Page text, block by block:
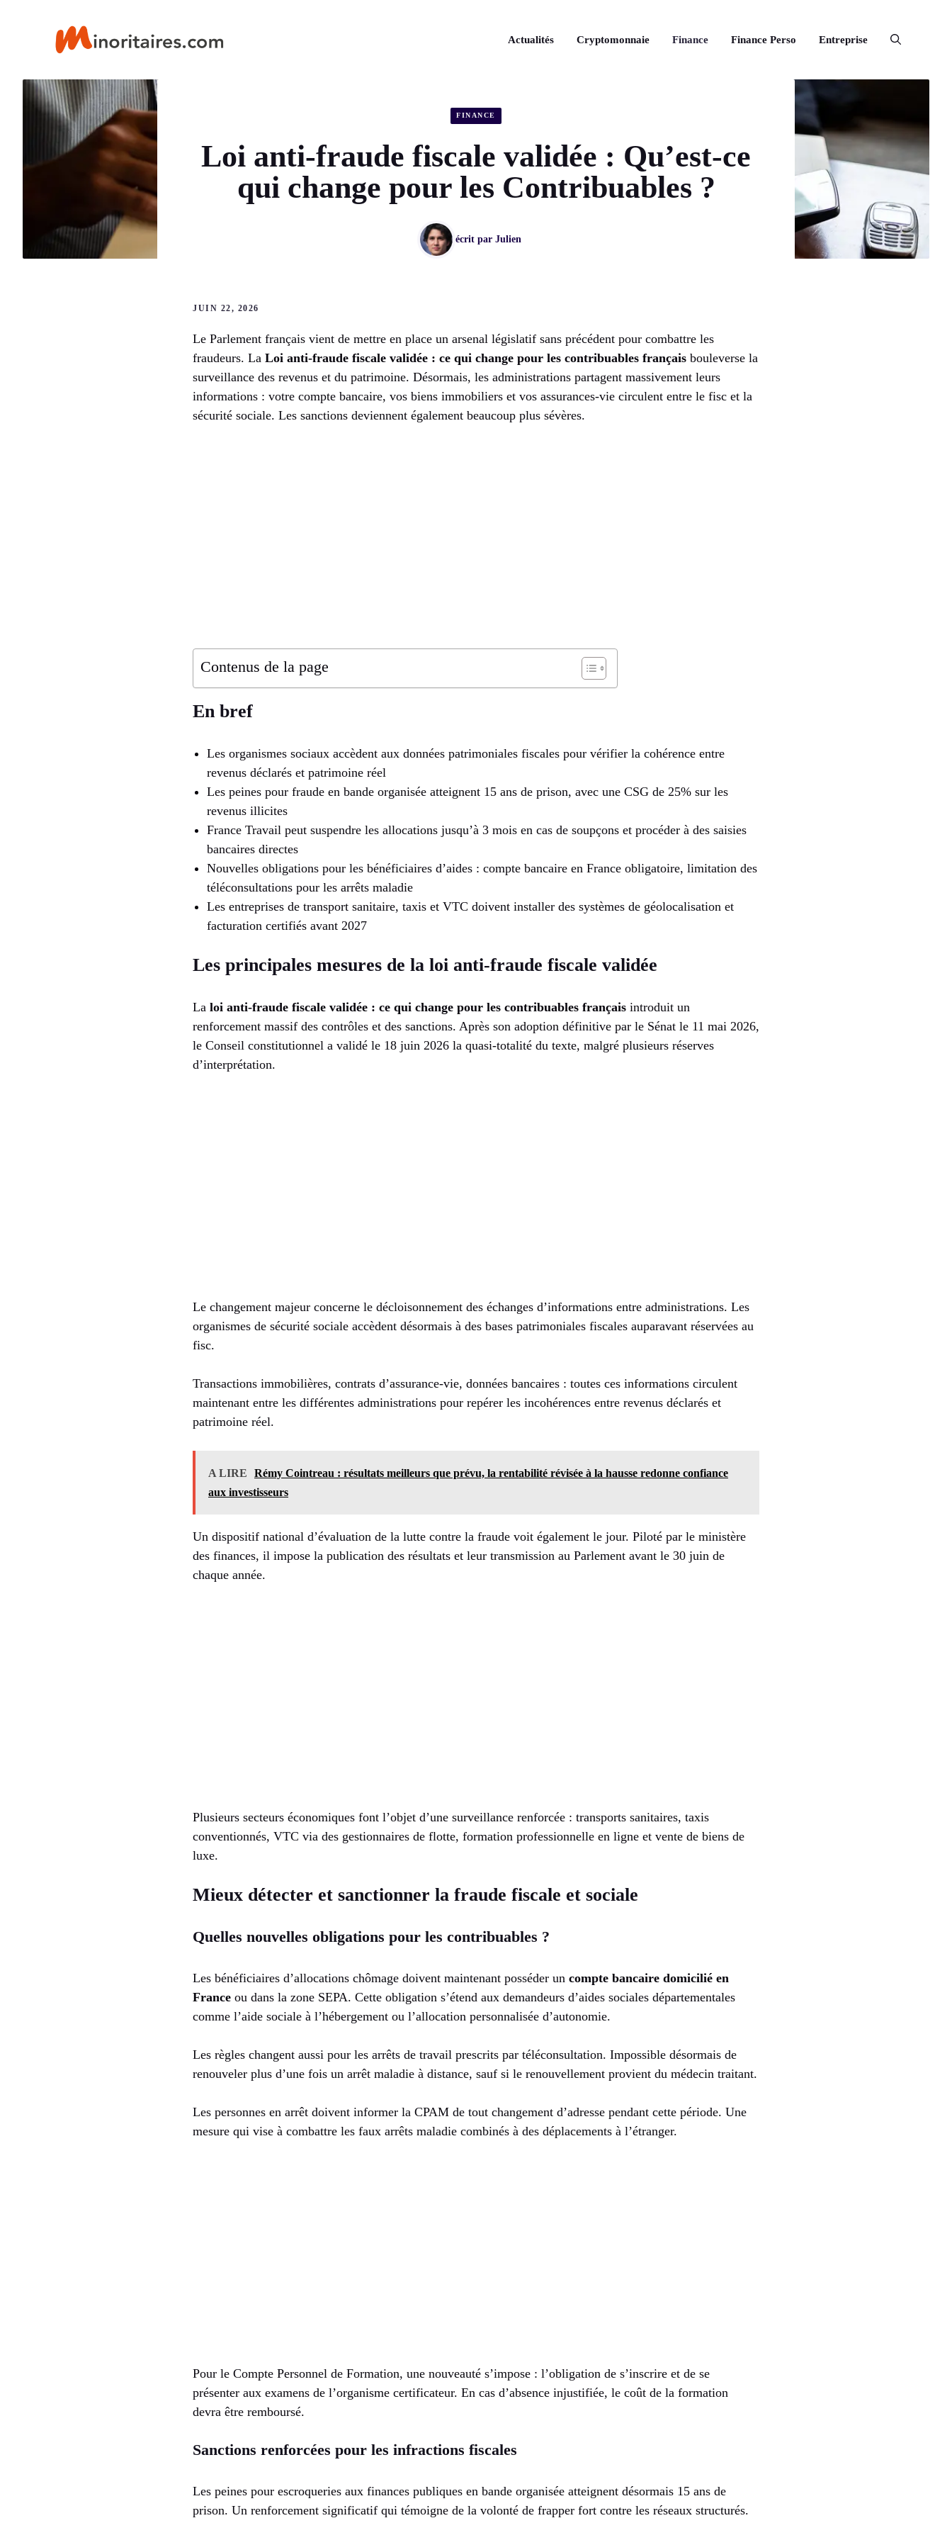
Actualités Cryptomonnaie Finance Finance Perso Entreprise
FINANCE
Loi anti-fraude fiscale validée : Qu’est-ce
qui change pour les Contribuables ?
écrit par Julien
JUIN 22, 2026
Le Parlement français vient de mettre en place un arsenal législatif sans précédent pour combattre les
fraudeurs. La Loi anti-fraude fiscale validée : ce qui change pour les contribuables français bouleverse la
surveillance des revenus et du patrimoine. Désormais, les administrations partagent massivement leurs
informations : votre compte bancaire, vos biens immobiliers et vos assurances-vie circulent entre le fisc et la
sécurité sociale. Les sanctions deviennent également beaucoup plus sévères.
Contenus de la page
En bref
Les organismes sociaux accèdent aux données patrimoniales fiscales pour vérifier la cohérence entre
revenus déclarés et patrimoine réel
Les peines pour fraude en bande organisée atteignent 15 ans de prison, avec une CSG de 25% sur les
revenus illicites
France Travail peut suspendre les allocations jusqu’à 3 mois en cas de soupçons et procéder à des saisies
bancaires directes
Nouvelles obligations pour les bénéficiaires d’aides : compte bancaire en France obligatoire, limitation des
téléconsultations pour les arrêts maladie
Les entreprises de transport sanitaire, taxis et VTC doivent installer des systèmes de géolocalisation et
facturation certifiés avant 2027
Les principales mesures de la loi anti-fraude fiscale validée
La loi anti-fraude fiscale validée : ce qui change pour les contribuables français introduit un
renforcement massif des contrôles et des sanctions. Après son adoption définitive par le Sénat le 11 mai 2026,
le Conseil constitutionnel a validé le 18 juin 2026 la quasi-totalité du texte, malgré plusieurs réserves
d’interprétation.
Le changement majeur concerne le décloisonnement des échanges d’informations entre administrations. Les
organismes de sécurité sociale accèdent désormais à des bases patrimoniales fiscales auparavant réservées au
fisc.
Transactions immobilières, contrats d’assurance-vie, données bancaires : toutes ces informations circulent
maintenant entre les différentes administrations pour repérer les incohérences entre revenus déclarés et
patrimoine réel.
A LIRE
Rémy Cointreau : résultats meilleurs que prévu, la rentabilité révisée à la hausse redonne confiance
aux investisseurs
Un dispositif national d’évaluation de la lutte contre la fraude voit également le jour. Piloté par le ministère
des finances, il impose la publication des résultats et leur transmission au Parlement avant le 30 juin de
chaque année.
Plusieurs secteurs économiques font l’objet d’une surveillance renforcée : transports sanitaires, taxis
conventionnés, VTC via des gestionnaires de flotte, formation professionnelle en ligne et vente de biens de
luxe.
Mieux détecter et sanctionner la fraude fiscale et sociale
Quelles nouvelles obligations pour les contribuables ?
Les bénéficiaires d’allocations chômage doivent maintenant posséder un compte bancaire domicilié en
France ou dans la zone SEPA. Cette obligation s’étend aux demandeurs d’aides sociales départementales
comme l’aide sociale à l’hébergement ou l’allocation personnalisée d’autonomie.
Les règles changent aussi pour les arrêts de travail prescrits par téléconsultation. Impossible désormais de
renouveler plus d’une fois un arrêt maladie à distance, sauf si le renouvellement provient du médecin traitant.
Les personnes en arrêt doivent informer la CPAM de tout changement d’adresse pendant cette période. Une
mesure qui vise à combattre les faux arrêts maladie combinés à des déplacements à l’étranger.
Pour le Compte Personnel de Formation, une nouveauté s’impose : l’obligation de s’inscrire et de se
présenter aux examens de l’organisme certificateur. En cas d’absence injustifiée, le coût de la formation
devra être remboursé.
Sanctions renforcées pour les infractions fiscales
Les peines pour escroqueries aux finances publiques en bande organisée atteignent désormais 15 ans de
prison. Un renforcement significatif qui témoigne de la volonté de frapper fort contre les réseaux structurés.